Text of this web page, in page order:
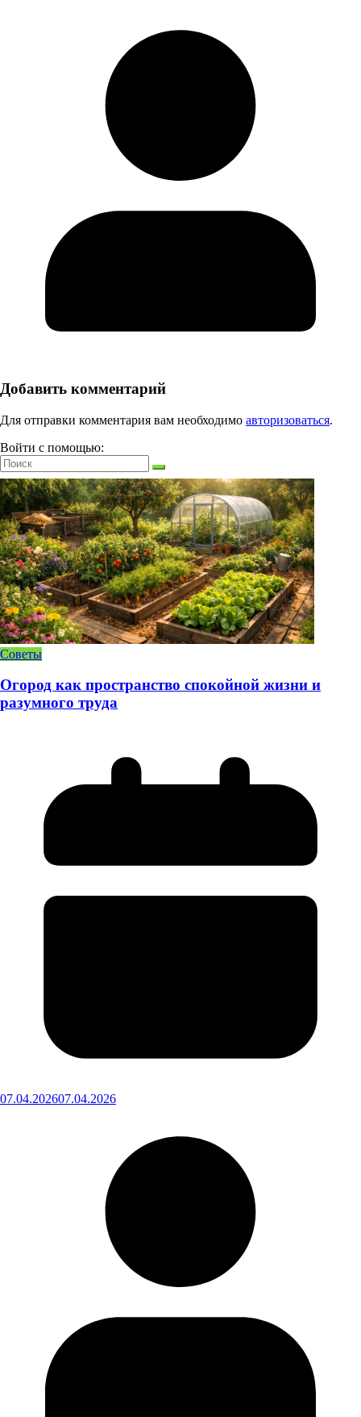
Добавить комментарий
Для отправки комментария вам необходимо авторизоваться.
Войти с помощью:
Советы
Огород как пространство спокойной жизни и
разумного труда
07.04.202607.04.2026